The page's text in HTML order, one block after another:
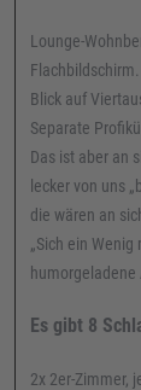
Lounge-
Blick auf
Separate
Das ist aber an
lecker von uns
die wären an
„Sich ein Wenig
humorgeladene
Es gibt 8
2x 2er-Zimmer,